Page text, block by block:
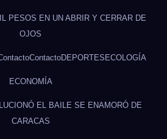
PESOS EN UN ABRIR Y CERRAR DE
OJOS
ContactoDEPORTES ECOLOGÍA
ECONOMÍA
EL BAILE SE ENAMORÓ DE
CARACAS